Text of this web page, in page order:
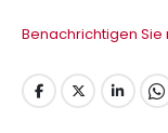
Benachrichtigen Sie